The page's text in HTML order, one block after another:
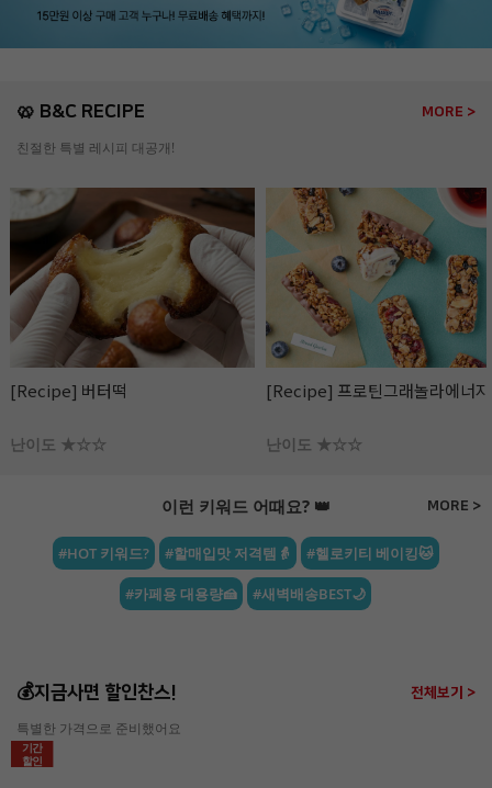
🥨 B&C RECIPE MORE >
친절한 특별 레시피 대공개!
[Recipe] 프로틴그래놀라에너지바
난이도 ★☆☆
[Recipe] 파로 플레이크 땅콩 &
난이도 ★☆☆
이런 키워드 어때요? 👑 MORE >
#HOT 키워드? #할매입맛 저격템👵 #헬로키티 베이킹🐱
#카페용 대용량🍰 #새벽배송BEST🌙
💰지금사면 할인찬스! 전체보기 >
특별한 가격으로 준비했어요
기간
할인